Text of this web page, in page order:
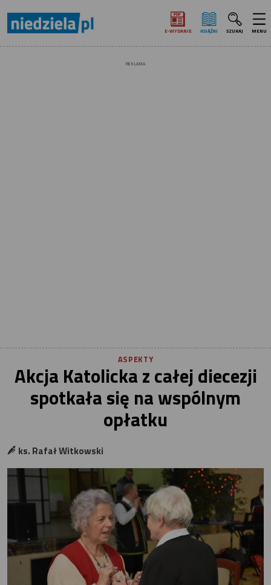
E‑WYDANIE KSIĄŻKI SZUKAJ MENU
REKLAMA
ASPEKTY
Akcja Katolicka z całej diecezji
spotkała się na wspólnym
opłatku
ks. Rafał Witkowski